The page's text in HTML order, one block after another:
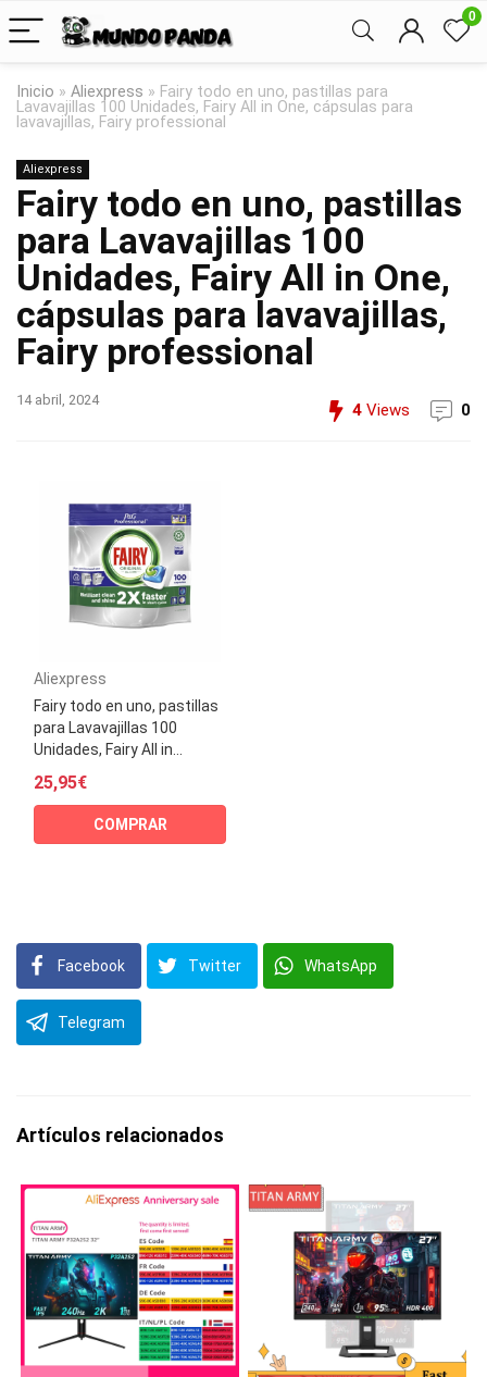
0
Inicio » Aliexpress » Fairy todo en uno, pastillas para
Lavavajillas 100 Unidades, Fairy All in One, cápsulas para
lavavajillas, Fairy professional
Aliexpress
Fairy todo en uno, pastillas
para Lavavajillas 100
Unidades, Fairy All in One,
cápsulas para lavavajillas,
Fairy professional
14 abril, 2024
4 Views 0
Aliexpress
Fairy todo en uno, pastillas
para Lavavajillas 100
Unidades, Fairy All in...
25,95€
COMPRAR
Facebook Twitter WhatsApp
Telegram
Artículos relacionados